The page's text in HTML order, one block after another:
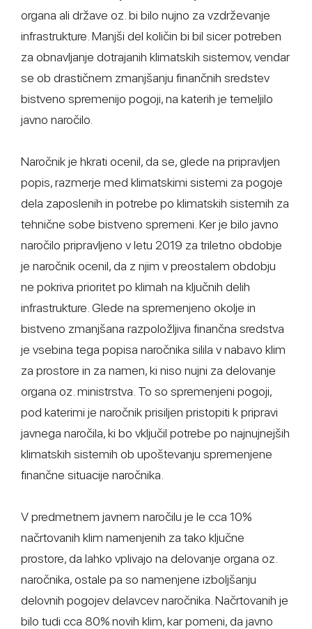
organa ali države oz. bi bilo nujno za vzdrževanje
infrastrukture. Manjši del količin bi bil sicer potreben
za obnavljanje dotrajanih klimatskih sistemov, vendar
se ob drastičnem zmanjšanju finančnih sredstev
bistveno spremenijo pogoji, na katerih je temeljilo
javno naročilo.
Naročnik je hkrati ocenil, da se, glede na pripravljen
popis, razmerje med klimatskimi sistemi za pogoje
dela zaposlenih in potrebe po klimatskih sistemih za
tehnične sobe bistveno spremeni. Ker je bilo javno
naročilo pripravljeno v letu 2019 za triletno obdobje
je naročnik ocenil, da z njim v preostalem obdobju
ne pokriva prioritet po klimah na ključnih delih
infrastrukture. Glede na spremenjeno okolje in
bistveno zmanjšana razpoložljiva finančna sredstva
je vsebina tega popisa naročnika silila v nabavo klim
za prostore in za namen, ki niso nujni za delovanje
organa oz. ministrstva. To so spremenjeni pogoji,
pod katerimi je naročnik prisiljen pristopiti k pripravi
javnega naročila, ki bo vključil potrebe po najnujnejših
klimatskih sistemih ob upoštevanju spremenjene
finančne situacije naročnika.
V predmetnem javnem naročilu je le cca 10%
načrtovanih klim namenjenih za tako ključne
prostore, da lahko vplivajo na delovanje organa oz.
naročnika, ostale pa so namenjene izboljšanju
delovnih pogojev delavcev naročnika. Načrtovanih je
bilo tudi cca 80% novih klim, kar pomeni, da javno